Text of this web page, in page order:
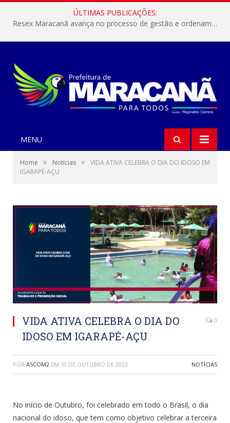
ÚLTIMAS PUBLICAÇÕES:
Resex Maracanã avança no processo de gestão e ordenamento do turismo em nossas áreas protegidas.
MENU
Home » Notícias »
VIDA ATIVA CELEBRA O DIA DO IDOSO EM
IGARAPÉ-AÇU
VIDA ATIVA CELEBRA O DIA DO
IDOSO EM IGARAPÉ-AÇU
0
POR ASCOM2 EM 10 DE OUTUBRO DE 2023 NOTÍCIAS
No início de Outubro, foi celebrado em todo o Brasil, o dia
nacional do idoso, que tem como objetivo celebrar a terceira